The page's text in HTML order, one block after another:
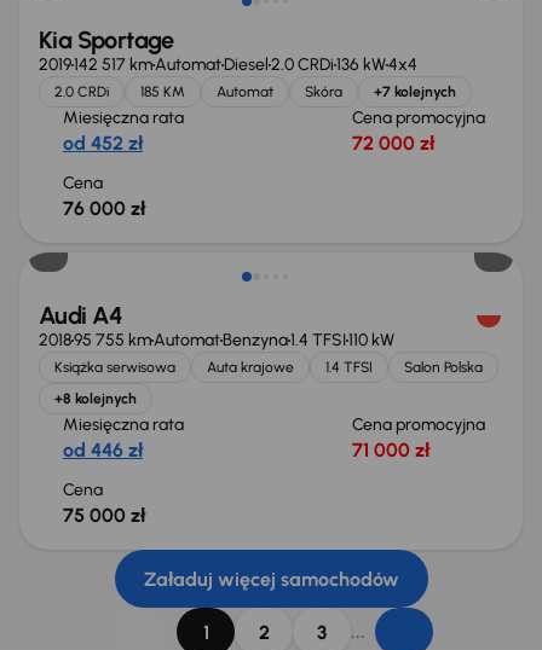
Kia Sportage
2019142 517 kmAutomatDiesel2.0 CRDi136 kW4x4
2.0 CRDi 185 KM Automat Skóra +7 kolejnych
Miesięczna rata
od 452 zł
Cena promocyjna
72 000 zł
Cena
76 000 zł
Możliwość odliczenia VAT
Audi A4
201895 755 kmAutomatBenzyna1.4 TFSI110 kW
Książka serwisowa Auta krajowe 1.4 TFSI
Salon Polska
+8 kolejnych
Miesięczna rata
od 446 zł
Cena promocyjna
71 000 zł
Cena
75 000 zł
Załaduj więcej samochodów
1 2 3 ...